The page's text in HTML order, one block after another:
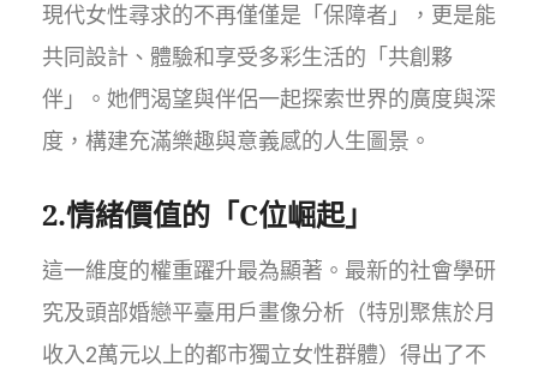
現代女性尋求的不再僅僅是「保障者」，更是能
共同設計、體驗和享受多彩生活的「共創夥
伴」。她們渴望與伴侶一起探索世界的廣度與深
度，構建充滿樂趣與意義感的人生圖景。
2.情緒價值的「C位崛起」
這一維度的權重躍升最為顯著。最新的社會學研
究及頭部婚戀平臺用戶畫像分析（特別聚焦於月
收入2萬元以上的都市獨立女性群體）得出了不